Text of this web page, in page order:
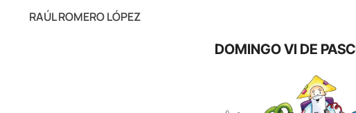
RAÚL ROMERO LÓPEZ
DOMINGO VI DE